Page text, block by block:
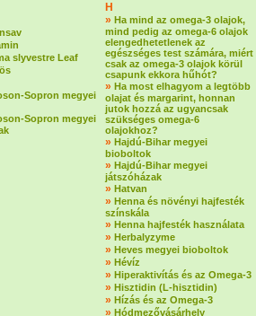
slyvestre Leaf
Sopron megyei
Sopron megyei
H
» Ha mind az omega-3 olajok,
mind pedig az omega-6 olajok
elengedhetetlenek az
egészséges test számára, miért
csak az omega-3 olajok körül
csapunk ekkora hűhót?
» Ha most elhagyom a legtöbb
olajat és margarint, honnan
jutok hozzá az ugyancsak
szükséges omega-6
olajokhoz?
» Hajdú-Bihar megyei
bioboltok
» Hajdú-Bihar megyei
játszóházak
» Hatvan
» Henna és növényi hajfesték
színskála
» Henna hajfesték használata
» Herbalyzyme
» Heves megyei bioboltok
» Hévíz
» Hiperaktivítás és az Omega-3
» Hisztidin (L-hisztidin)
» Hízás és az Omega-3
» Hódmezővásárhely